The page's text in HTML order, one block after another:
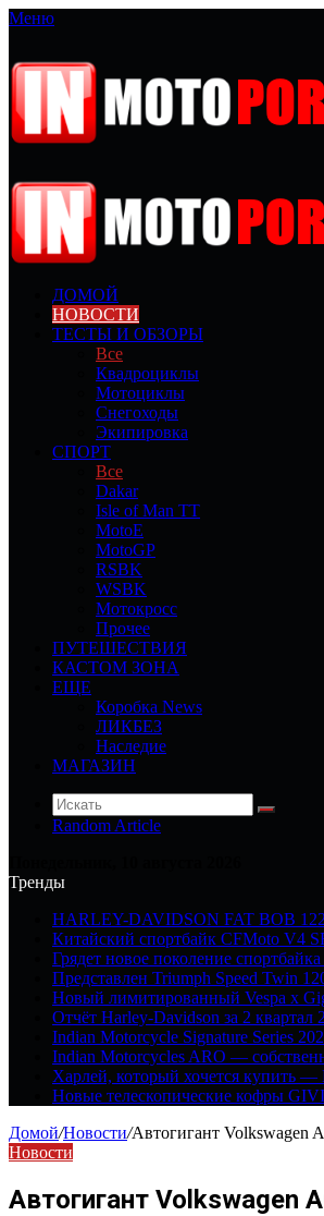
Меню
ДОМОЙ
НОВОСТИ
ТЕСТЫ И ОБЗОРЫ
Все
Квадроциклы
Мотоциклы
Снегоходы
Экипировка
СПОРТ
Все
Dakar
Isle of Man TT
MotoE
MotoGP
RSBK
WSBK
Мотокросс
Прочее
ПУТЕШЕСТВИЯ
КАСТОМ ЗОНА
ЕЩЕ
Коробка News
ЛИКБЕЗ
Наследие
МАГАЗИН
Random Article
Тренды
HARLEY-DAVIDSON FAT BOB
Китайский спортбайк CFMoto V4
Грядет новое поколение
Представлен Triumph Speed Twin
Новый лимитированный Vespa x
Отчёт Harley-Davidson за 2 квартал
Indian Motorcycle Signature Series
Indian Motorcycles ARO —
Харлей, который хочется купить
Новые телескопические кофры
Домой/Новости/Автогигант Volkswagen
Новости
Автогигант Volkswagen